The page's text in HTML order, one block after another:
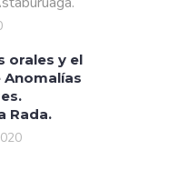
orales y el
Rada.